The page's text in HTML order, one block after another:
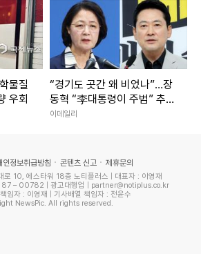
물질
우회
“경기도 곳간 왜 비었나”…장
동혁 “李대통령이 주범” 추미
애 “낡은 세제 탓”
이데일리
인정보취급방침 콘텐츠 신고 제휴문의
로 10, 에스타워 18층 노티플러스 | 대표자 : 이영재
87 – 00782 | 광고대행업 | partner@notiplus.co.kr
임자 : 이영재 | 기사배열 책임자 : 전윤수
NewsPic. All rights reserved.